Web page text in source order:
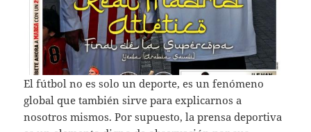
El fútbol no es solo un deporte, es un fenómeno
global que también sirve para explicarnos a
nosotros mismos. Por supuesto, la prensa deportiva